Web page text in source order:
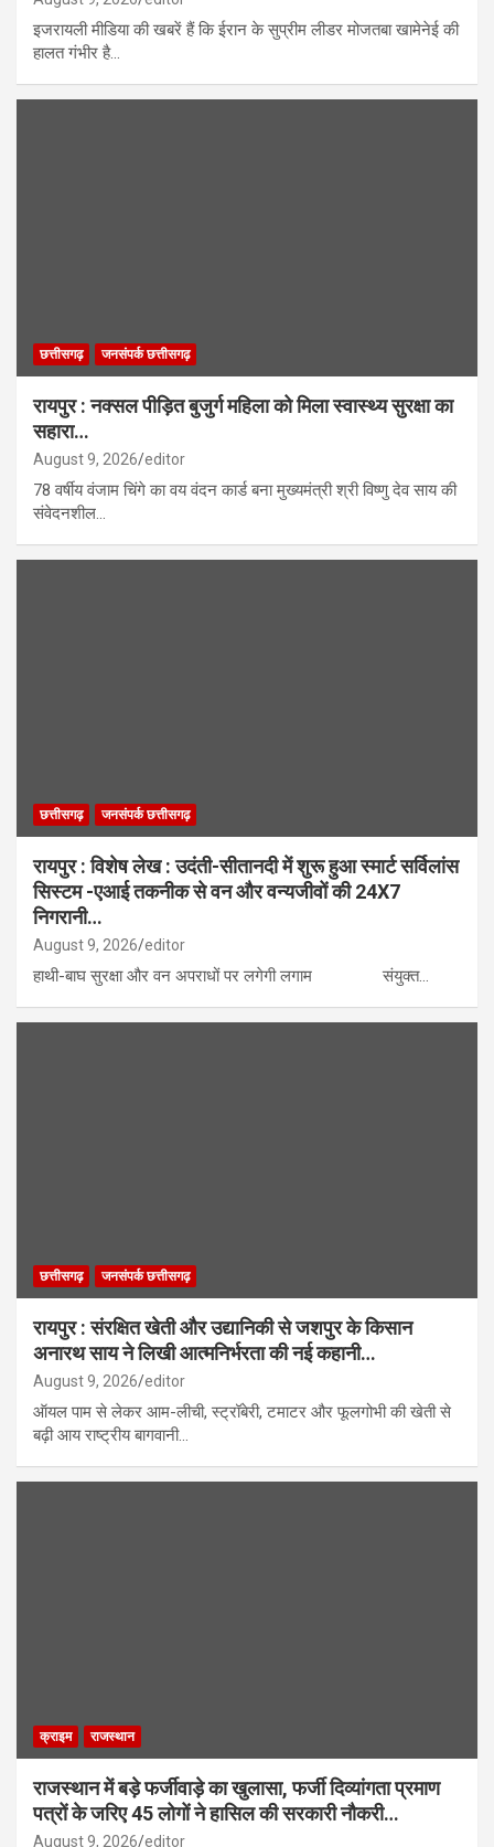
इजरायली मीडिया की खबरें हैं कि ईरान के सुप्रीम लीडर मोजतबा खामेनेई की
हालत गंभीर है…
छत्तीसगढ़ जनसंपर्क छत्तीसगढ़
रायपुर : नक्सल पीड़ित बुजुर्ग महिला को मिला स्वास्थ्य सुरक्षा का
सहारा…
August 9, 2026 editor
78 वर्षीय वंजाम चिंगे का वय वंदन कार्ड बना मुख्यमंत्री श्री विष्णु देव साय की
संवेदनशील…
छत्तीसगढ़ जनसंपर्क छत्तीसगढ़
रायपुर : विशेष लेख : उदंती-सीतानदी में शुरू हुआ स्मार्ट सर्विलांस
सिस्टम -एआई तकनीक से वन और वन्यजीवों की 24X7
निगरानी…
August 9, 2026 editor
हाथी-बाघ सुरक्षा और वन अपराधों पर लगेगी लगाम संयुक्त…
छत्तीसगढ़ जनसंपर्क छत्तीसगढ़
रायपुर : संरक्षित खेती और उद्यानिकी से जशपुर के किसान
अनारथ साय ने लिखी आत्मनिर्भरता की नई कहानी…
August 9, 2026 editor
ऑयल पाम से लेकर आम-लीची, स्ट्रॉबेरी, टमाटर और फूलगोभी की खेती से
बढ़ी आय राष्ट्रीय बागवानी…
क्राइम राजस्थान
राजस्थान में बड़े फर्जीवाड़े का खुलासा, फर्जी दिव्यांगता प्रमाण
पत्रों के जरिए 45 लोगों ने हासिल की सरकारी नौकरी…
August 9, 2026 editor